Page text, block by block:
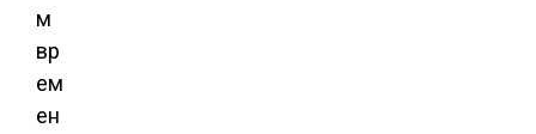
м
вр
ем
ен